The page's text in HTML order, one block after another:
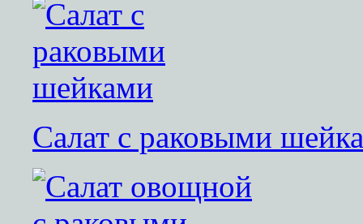
Салат с раковыми